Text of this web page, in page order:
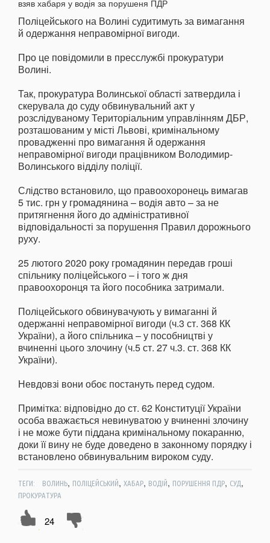
Поліцейського на Волині судитимуть за вимагання
й одержання неправомірної вигоди.
Про це повідомили в пресслужбі прокуратури
Волині.
Так, прокуратура Волинської області затвердила і
скерувала до суду обвинувальний акт у
розслідуваному Територіальним управлінням ДБР,
розташованим у місті Львові, кримінальному
провадженні про вимагання й одержання
неправомірної вигоди працівником Володимир-
Волинського відділу поліції.
Слідство встановило, що правоохоронець вимагав
5 тис. грн у громадянина – водія авто – за не
притягнення його до адміністративної
відповідальності за порушення Правил дорожнього
руху.
25 лютого 2020 року громадянин передав гроші
спільнику поліцейського – і того ж дня
правоохоронця та його пособника затримали.
Поліцейського обвинувачують у вимаганні й
одержанні неправомірної вигоди (ч.3 ст. 368 КК
України), а його спільника – у пособництві у
вчиненні цього злочину (ч.5 ст. 27 ч.3. ст. 368 КК
України).
Невдовзі вони обоє постануть перед судом.
Примітка: відповідно до ст. 62 Конституції України
особа вважається невинуватою у вчиненні злочину
і не може бути піддана кримінальному покаранню,
доки її вину не буде доведено в законному порядку і
встановлено обвинувальним вироком суду.
ТЕГИ: ВОЛИНЬ, ПОЛІЦЕЙСЬКИЙ, ХАБАР, ВОДІЙ, ПОРУШЕННЯ ПДР, СУД,
ПРОКУРАТУРА
24